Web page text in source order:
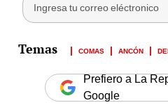
COMAS ANCÓN
Prefiero a La
Google